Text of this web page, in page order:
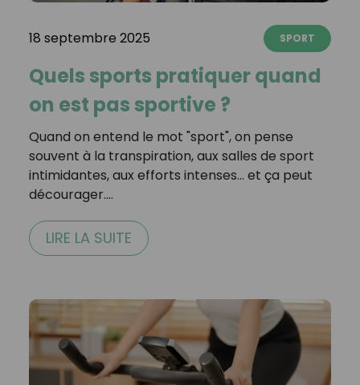
18 septembre 2025 SPORT
Quels sports pratiquer quand
on est pas sportive ?
Quand on entend le mot "sport", on pense
souvent à la transpiration, aux salles de sport
intimidantes, aux efforts intenses… et ça peut
décourager.…
LIRE LA SUITE